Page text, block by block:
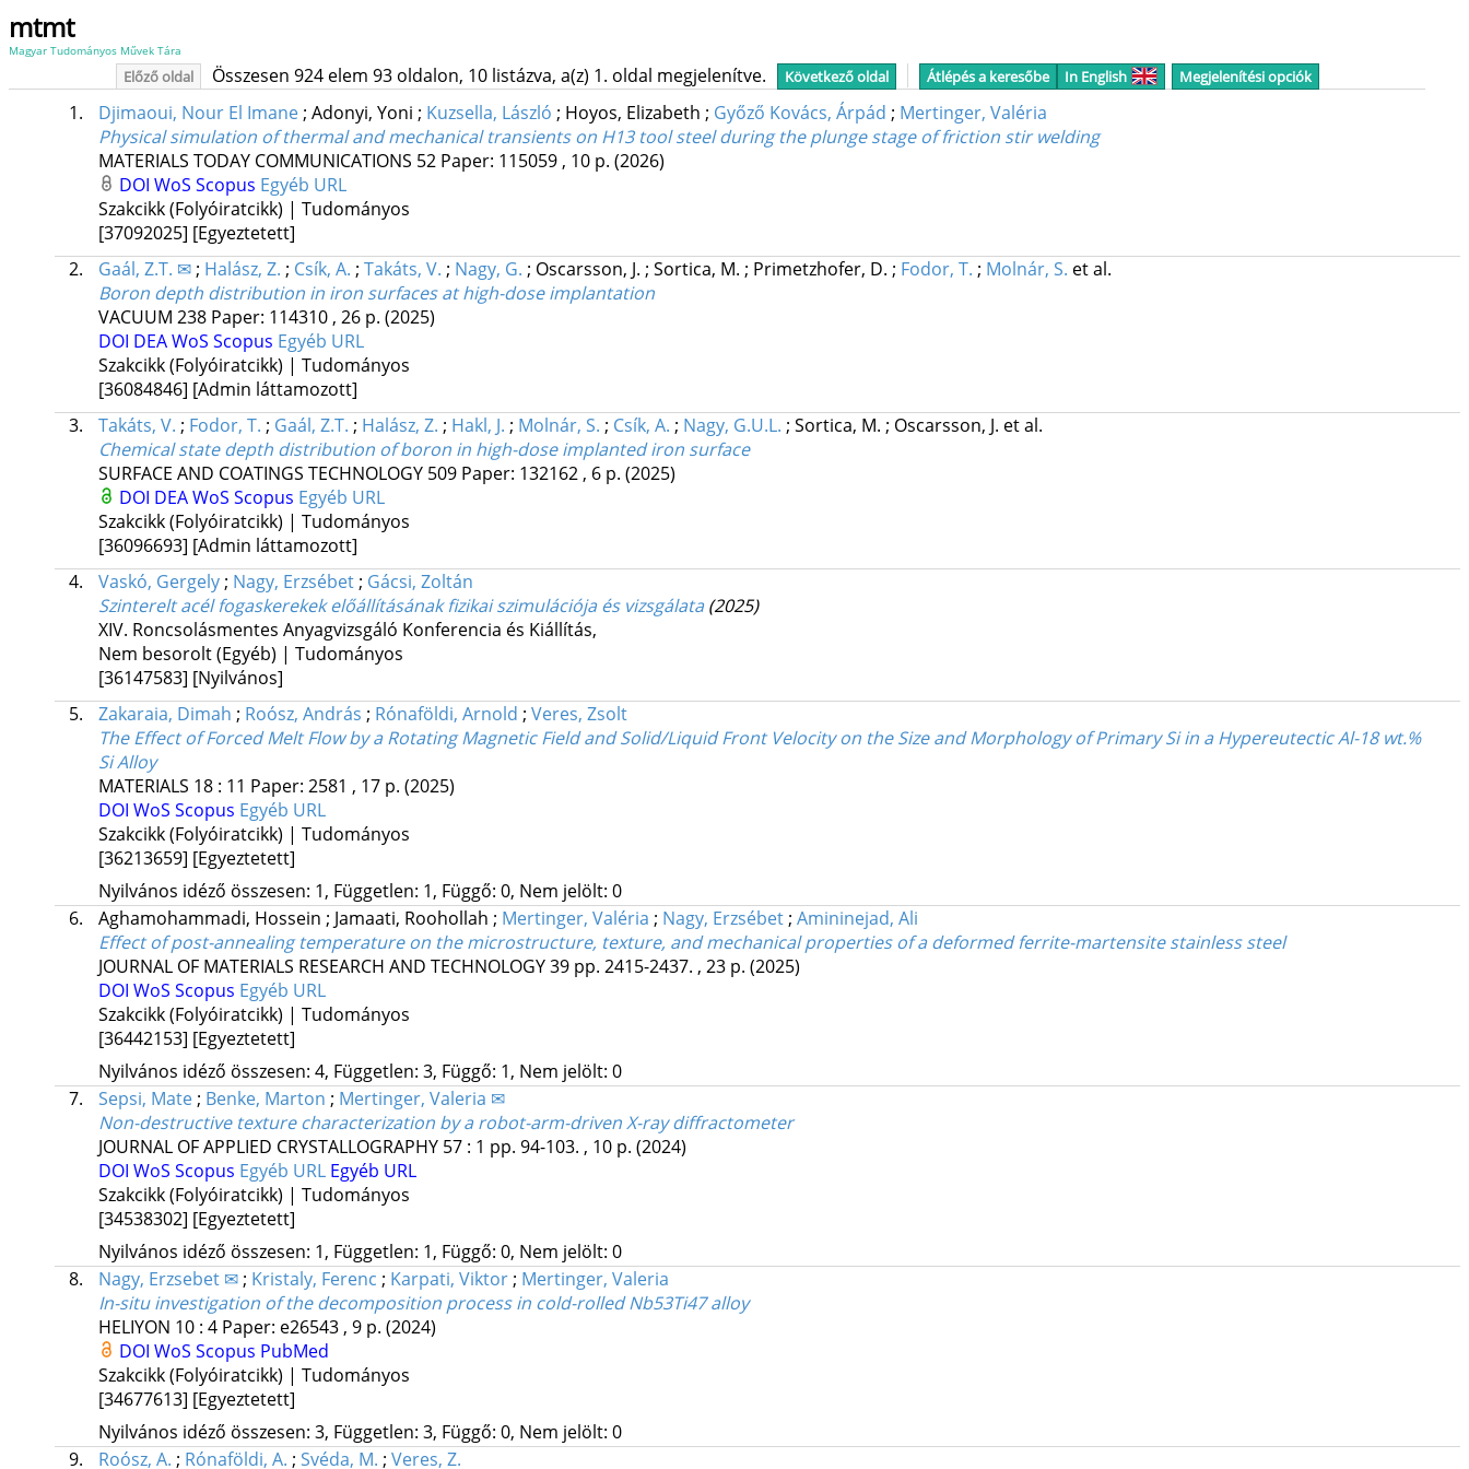
mtmt
Magyar Tudományos Művek Tára
Előző oldal Összesen 924 elem 93 oldalon, 10 listázva, a(z) 1. oldal megjelenítve. Következő oldal Átlépés a keresőbe In English Megjelenítési opciók
1. Djimaoui, Nour El Imane; Adonyi, Yoni ; Kuzsella, László ; Hoyos, Elizabeth ; Győző Kovács, Árpád ; Mertinger, Valéria
Physical simulation of thermal and mechanical transients on H13 tool steel during the plunge stage of friction stir welding
MATERIALS TODAY COMMUNICATIONS 52 Paper: 115059 , 10 p. (2026)
DOI WoS Scopus Egyéb URL
Szakcikk (Folyóiratcikk) | Tudományos
[37092025] [Egyeztetett]
2.
Gaál, Z.T. ✉; Halász, Z. ; Csík, A. ; Takáts, V. ; Nagy, G. ; Oscarsson, J. ; Sortica, M. ; Primetzhofer, D. ; Fodor, T. ; Molnár, S. et al.
Boron depth distribution in iron surfaces at high-dose implantation
VACUUM 238 Paper: 114310 , 26 p. (2025)
DOI DEAWoS Scopus Egyéb URL
Szakcikk (Folyóiratcikk) | Tudományos
[36084846] [Admin láttamozott]
3.
Takáts, V. ; Fodor, T. ; Gaál, Z.T. ; Halász, Z. ; Hakl, J. ; Molnár, S. ; Csík, A. ; Nagy, G.U.L. ; Sortica, M. ; Oscarsson, J. et al.
Chemical state depth distribution of boron in high-dose implanted iron surface
SURFACE AND COATINGS TECHNOLOGY 509 Paper: 132162 , 6 p. (2025)
DOI DEAWoS Scopus Egyéb URL
Szakcikk (Folyóiratcikk) | Tudományos
[36096693] [Admin láttamozott]
4.
Vaskó, Gergely; Nagy, Erzsébet; Gácsi, Zoltán
Szinterelt acél fogaskerekek előállításának fizikai szimulációja és vizsgálata (2025)
XIV. Roncsolásmentes Anyagvizsgáló Konferencia és Kiállítás,
Nem besorolt (Egyéb) | Tudományos
[36147583] [Nyilvános]
5.
Zakaraia, Dimah ; Roósz, András ; Rónaföldi, Arnold ; Veres, Zsolt
The Effect of Forced Melt Flow by a Rotating Magnetic Field and Solid/Liquid Front Velocity on the Size and Morphology of Primary Si in a Hypereutectic Al-18 wt.%
Si Alloy
MATERIALS 18: 11 Paper: 2581 , 17 p. (2025)
DOI WoS Scopus Egyéb URL
Szakcikk (Folyóiratcikk) | Tudományos
[36213659] [Egyeztetett]
Nyilvános idéző összesen: 1, Független: 1, Függő: 0, Nem jelölt: 0
6.
Aghamohammadi, Hossein ; Jamaati, Roohollah ; Mertinger, Valéria ; Nagy, Erzsébet; Amininejad, Ali
Effect of post-annealing temperature on the microstructure, texture, and mechanical properties of a deformed ferrite-martensite stainless steel
JOURNAL OF MATERIALS RESEARCH AND TECHNOLOGY39 pp. 2415-2437. , 23 p. (2025)
DOI WoS Scopus Egyéb URL
Szakcikk (Folyóiratcikk) | Tudományos
[36442153] [Egyeztetett]
Nyilvános idéző összesen: 4, Független: 3, Függő: 1, Nem jelölt: 0
7.
Sepsi, Mate; Benke, Marton ; Mertinger, Valeria ✉
Non-destructive texture characterization by a robot-arm-driven X-ray diffractometer
JOURNAL OF APPLIED CRYSTALLOGRAPHY 57: 1 pp. 94-103. , 10 p. (2024)
DOI WoS Scopus Egyéb URL Egyéb URL
Szakcikk (Folyóiratcikk) | Tudományos
[34538302] [Egyeztetett]
Nyilvános idéző összesen: 1, Független: 1, Függő: 0, Nem jelölt: 0
8.
Nagy, Erzsebet ✉; Kristaly, Ferenc ; Karpati, Viktor; Mertinger, Valeria
In-situ investigation of the decomposition process in cold-rolled Nb53Ti47 alloy
HELIYON 10: 4 Paper: e26543 , 9 p. (2024)
DOI WoS Scopus PubMed
Szakcikk (Folyóiratcikk) | Tudományos
[34677613] [Egyeztetett]
Nyilvános idéző összesen: 3, Független: 3, Függő: 0, Nem jelölt: 0
9.
Roósz, A. ; Rónaföldi, A. ; Svéda, M. ; Veres, Z.